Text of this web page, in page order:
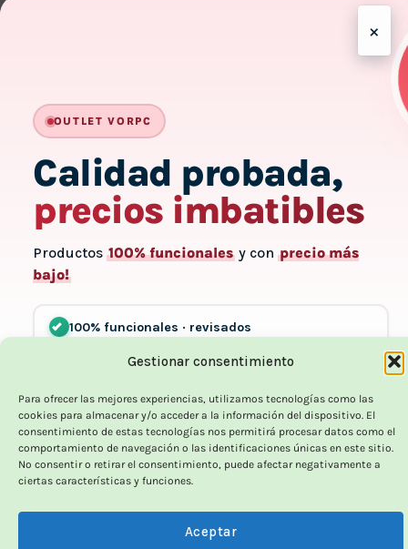
Gestionar consentimiento
Para ofrecer las mejores experiencias, utilizamos tecnologías como las
cookies para almacenar y/o acceder a la información del dispositivo. El
consentimiento de estas tecnologías nos permitirá procesar datos como el
comportamiento de navegación o las identificaciones únicas en este sitio.
No consentir o retirar el consentimiento, puede afectar negativamente a
ciertas características y funciones.
Aceptar
×
OUTLET VORPC
Calidad probada,
precios imbatibles
Productos 100% funcionales y con precio más
bajo!
100% funcionales · revisados
Hasta un 70% más baratos que uno nuevo
Ver el Outlet